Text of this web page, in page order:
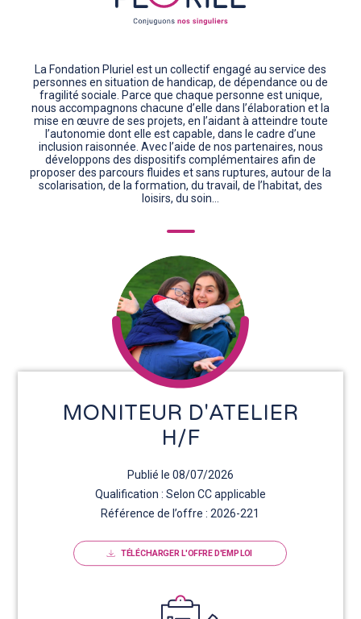
La Fondation Pluriel est un collectif engagé au service des
personnes en situation de handicap, de dépendance ou de
fragilité sociale. Parce que chaque personne est unique,
nous accompagnons chacune d’elle dans l’élaboration et la
mise en œuvre de ses projets, en l’aidant à atteindre toute
l’autonomie dont elle est capable, dans le cadre d’une
inclusion raisonnée. Avec l’aide de nos partenaires, nous
développons des dispositifs complémentaires afin de
proposer des parcours fluides et sans ruptures, autour de la
scolarisation, de la formation, du travail, de l’habitat, des
loisirs, du soin…
MONITEUR D'ATELIER
H/F
Publié le 08/07/2026
Qualification : Selon CC applicable
Référence de l’offre : 2026-221
TÉLÉCHARGER L'OFFRE D'EMPLOI